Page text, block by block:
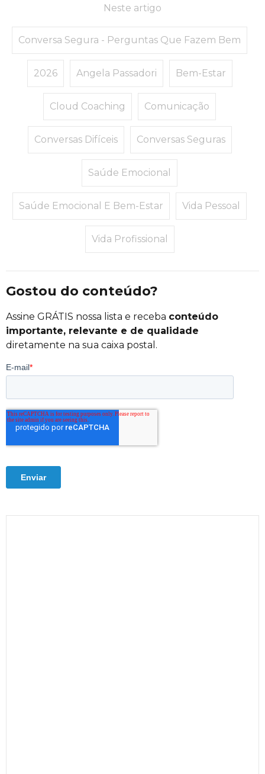
Neste artigo
Conversa Segura - Perguntas Que Fazem Bem
2026 Angela Passadori Bem-Estar
Cloud Coaching Comunicação
Conversas Difíceis Conversas Seguras
Saúde Emocional
Saúde Emocional E Bem-Estar Vida Pessoal
Vida Profissional
Gostou do conteúdo?
Assine GRÁTIS nossa lista e receba conteúdo
importante, relevante e de qualidade
diretamente na sua caixa postal.